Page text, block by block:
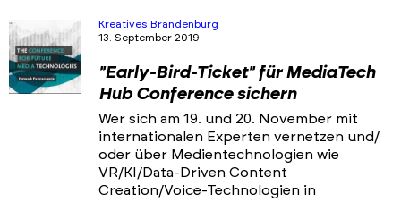
Kreatives Brandenburg
13. September 2019
"Early-Bird-Ticket" für MediaTech
Hub Conference sichern
Wer sich am 19. und 20. November mit
internationalen Experten vernetzen und/
oder über Medientechnologien wie
VR/KI/Data-Driven Content
Creation/Voice-Technologien in